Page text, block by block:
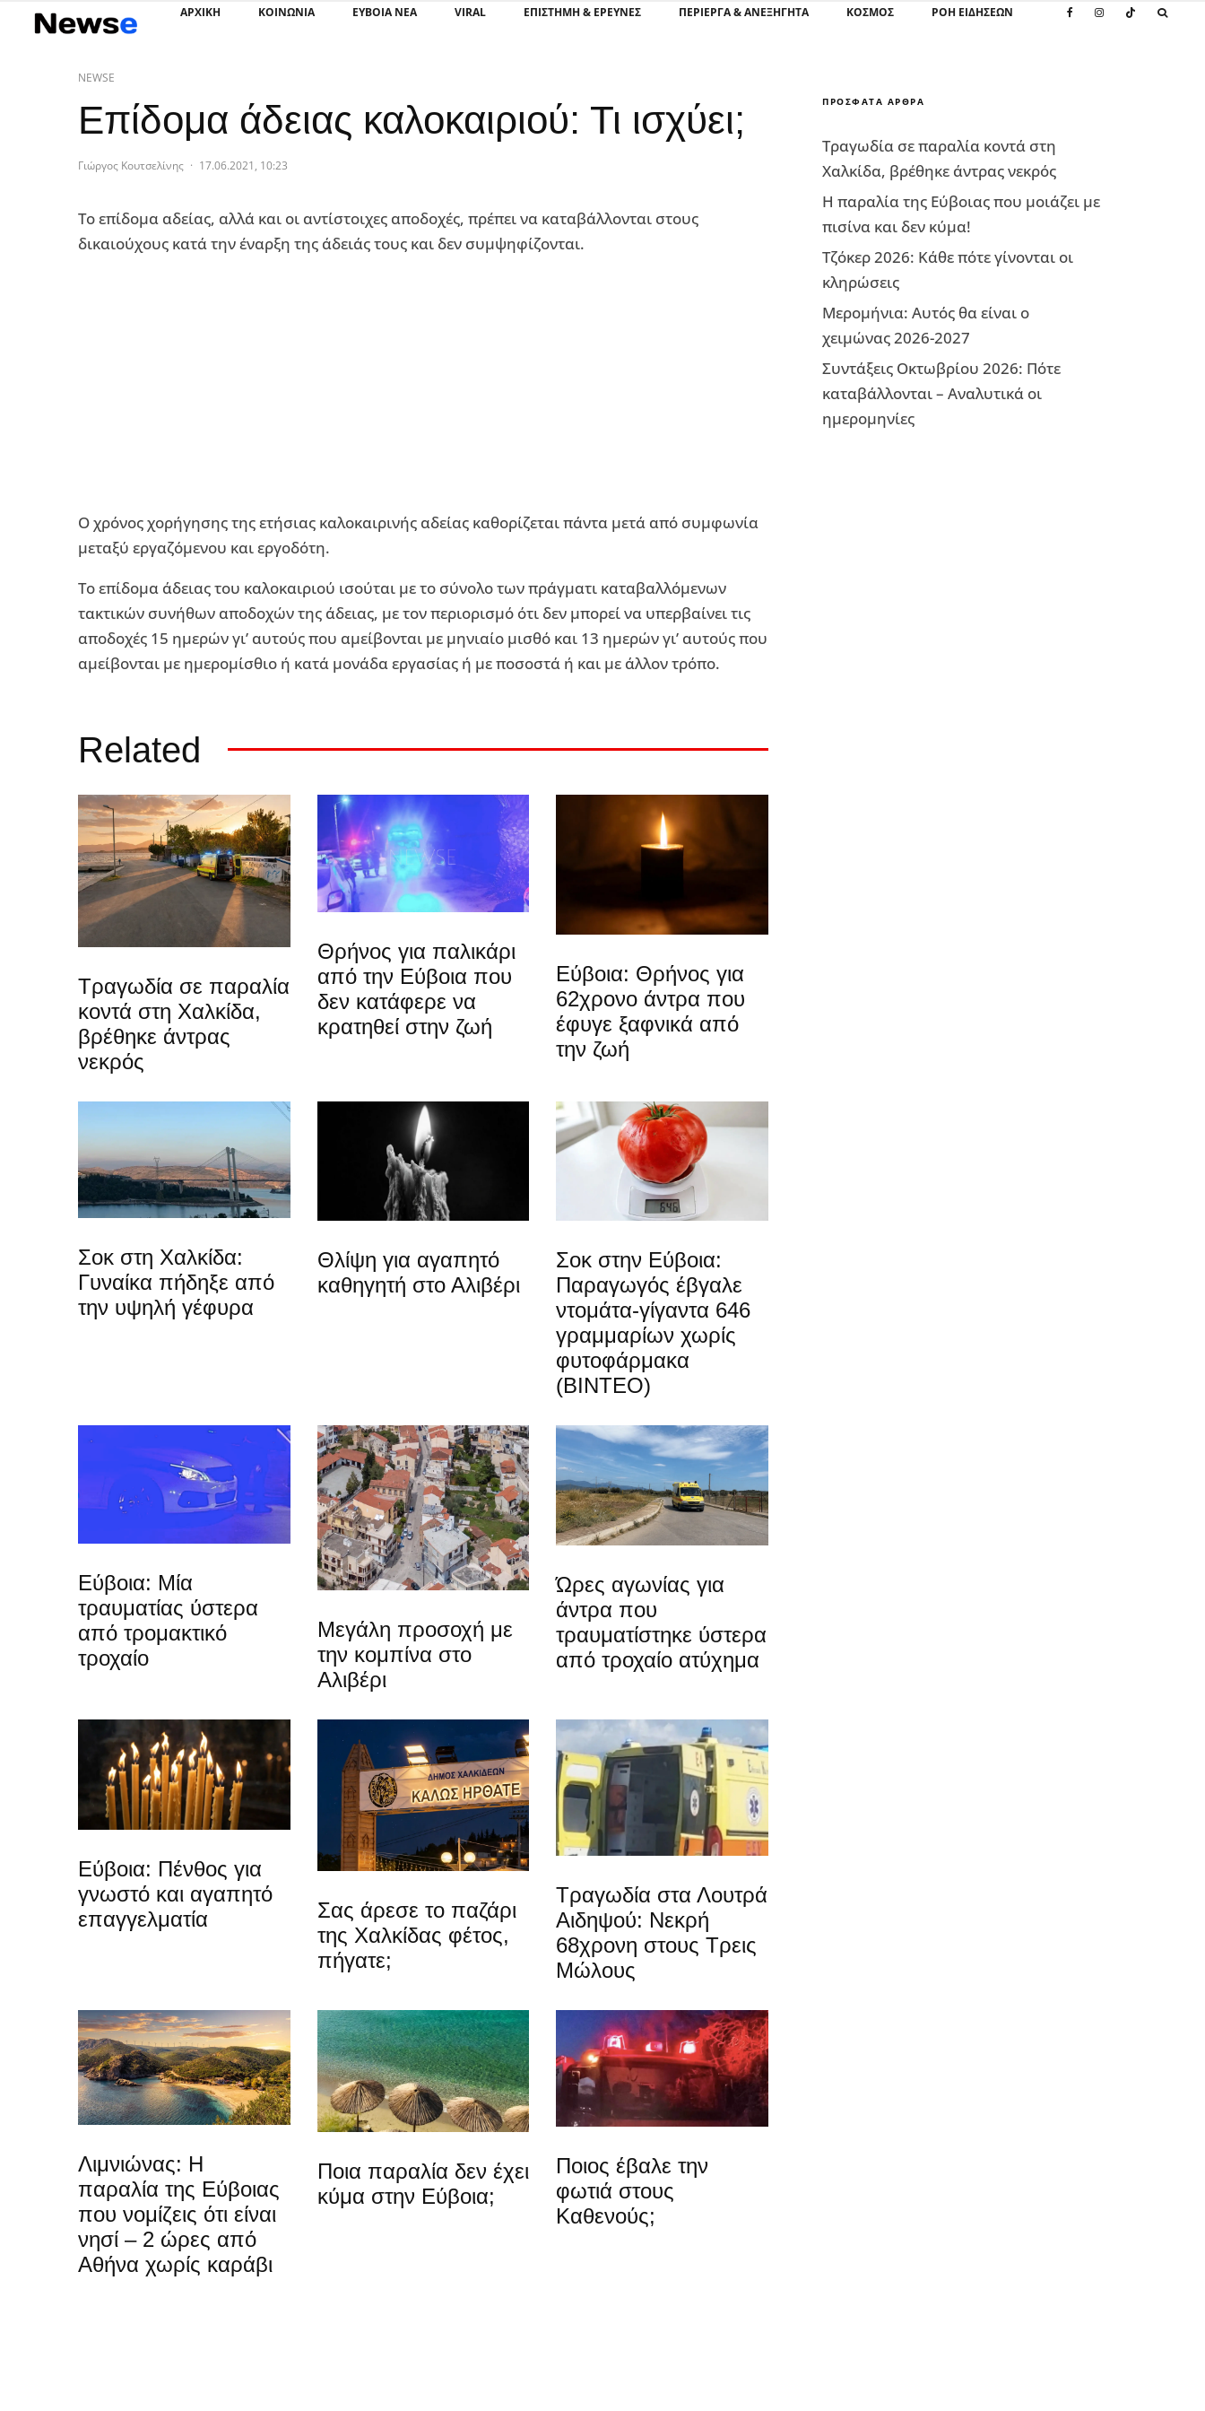
ΑΡΧΙΚΗ ΚΟΙΝΩΝΙΑ ΕΥΒΟΙΑ ΝΕΑ VIRAL ΕΠΙΣΤΉΜΗ & ΈΡΕΥΝΕΣ ΠΕΡΊΕΡΓΑ & ΑΝΕΞΉΓΗΤΑ ΚΌΣΜΟΣ ΡΟΗ ΕΙΔΗΣΕΩΝ
NEWSE
Επίδομα άδειας καλοκαιριού: Τι ισχύει;
Γιώργος Κουτσελίνης · 17.06.2021, 10:23
Το επίδομα αδείας, αλλά και οι αντίστοιχες αποδοχές, πρέπει να καταβάλλονται στους
δικαιούχους κατά την έναρξη της άδειάς τους και δεν συμψηφίζονται.
Ο χρόνος χορήγησης της ετήσιας καλοκαιρινής αδείας καθορίζεται πάντα μετά από συμφωνία
μεταξύ εργαζόμενου και εργοδότη.
Το επίδομα άδειας του καλοκαιριού ισούται με το σύνολο των πράγματι καταβαλλόμενων
τακτικών συνήθων αποδοχών της άδειας, με τον περιορισμό ότι δεν μπορεί να υπερβαίνει τις
αποδοχές 15 ημερών γι’ αυτούς που αμείβονται με μηνιαίο μισθό και 13 ημερών γι’ αυτούς που
αμείβονται με ημερομίσθιο ή κατά μονάδα εργασίας ή με ποσοστά ή και με άλλον τρόπο.
Related
Τραγωδία σε παραλία
κοντά στη Χαλκίδα,
βρέθηκε άντρας
νεκρός
Θρήνος για παλικάρι
από την Εύβοια που
δεν κατάφερε να
κρατηθεί στην ζωή
Εύβοια: Θρήνος για
62χρονο άντρα που
έφυγε ξαφνικά από
την ζωή
Σοκ στη Χαλκίδα:
Γυναίκα πήδηξε από
την υψηλή γέφυρα
Θλίψη για αγαπητό
καθηγητή στο Αλιβέρι
Σοκ στην Εύβοια:
Παραγωγός έβγαλε
ντομάτα-γίγαντα 646
γραμμαρίων χωρίς
φυτοφάρμακα
(ΒΙΝΤΕΟ)
Εύβοια: Μία
τραυματίας ύστερα
από τρομακτικό
τροχαίο
Μεγάλη προσοχή με
την κομπίνα στο
Αλιβέρι
Ώρες αγωνίας για
άντρα που
τραυματίστηκε ύστερα
από τροχαίο ατύχημα
Εύβοια: Πένθος για
γνωστό και αγαπητό
επαγγελματία
Σας άρεσε το παζάρι
της Χαλκίδας φέτος,
πήγατε;
Τραγωδία στα Λουτρά
Αιδηψού: Νεκρή
68χρονη στους Τρεις
Μώλους
Λιμνιώνας: Η
παραλία της Εύβοιας
που νομίζεις ότι είναι
νησί – 2 ώρες από
Αθήνα χωρίς καράβι
Ποια παραλία δεν έχει
κύμα στην Εύβοια;
Ποιος έβαλε την
φωτιά στους
Καθενούς;
ΠΡΌΣΦΑΤΑ ΆΡΘΡΑ
Τραγωδία σε παραλία κοντά στη
Χαλκίδα, βρέθηκε άντρας νεκρός
Η παραλία της Εύβοιας που μοιάζει με
πισίνα και δεν κύμα!
Τζόκερ 2026: Κάθε πότε γίνονται οι
κληρώσεις
Μερομήνια: Αυτός θα είναι ο
χειμώνας 2026-2027
Συντάξεις Οκτωβρίου 2026: Πότε
καταβάλλονται – Αναλυτικά οι
ημερομηνίες